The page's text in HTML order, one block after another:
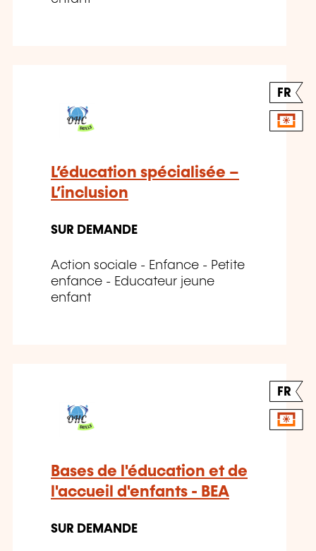
FR
L’éducation spécialisée –
L’inclusion
SUR DEMANDE
Action sociale - Enfance - Petite
enfance - Educateur jeune
enfant
FR
Bases de l'éducation et de
l'accueil d'enfants - BEA
SUR DEMANDE